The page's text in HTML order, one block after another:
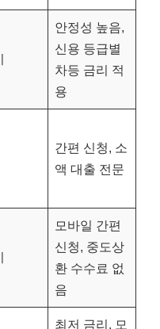
안정성 높음,
신용 등급별
차등 금리 적
용
간편 신청, 소
액 대출 전문
모바일 간편
신청, 중도상
환 수수료 없
음
최저 금리, 모